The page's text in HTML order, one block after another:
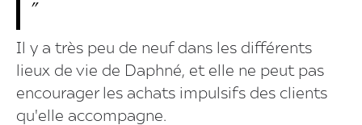
”
Il y a très peu de neuf dans les différents
lieux de vie de Daphné, et elle ne peut pas
encourager les achats impulsifs des clients
qu'elle accompagne.